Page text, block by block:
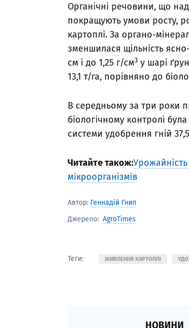
Органічні речовини, що
покращують умови росту,
картоплі. За органо-
зменшилася щільність
см і до 1,25 г/см3 у шарі
13,1 т/га, порівняно до
В середньому за три роки
біологічному контролі
системи удобрення гній
Читайте також:
мікроорганізмів
Автор: Геннадій Гнип
Джерело: AgroTimes
Теги: ЖИВЛЕННЯ КАРТОПЛІ
НОВИНИ